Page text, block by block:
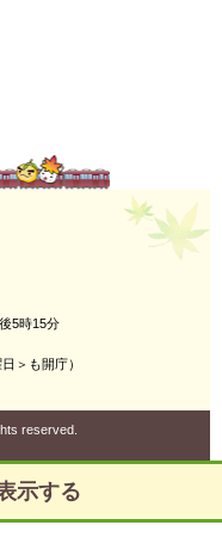
5時15分
＞も開庁）
reserved.
示する